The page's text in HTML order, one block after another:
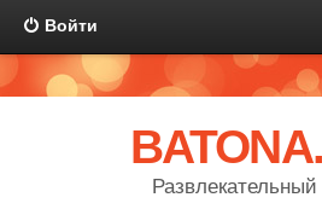
Войти
Развлекательный